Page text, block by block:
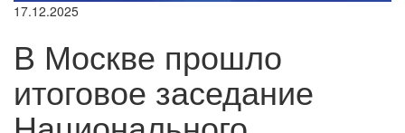
17.12.2025
В Москве прошло
итоговое заседание